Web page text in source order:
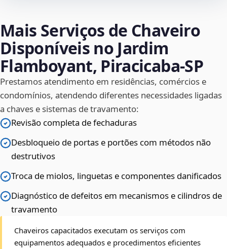
Mais Serviços de Chaveiro
Disponíveis no Jardim
Flamboyant, Piracicaba‑SP
Prestamos atendimento em residências, comércios e
condomínios, atendendo diferentes necessidades ligadas
a chaves e sistemas de travamento:
Revisão completa de fechaduras
Desbloqueio de portas e portões com métodos não
destrutivos
Troca de miolos, linguetas e componentes danificados
Diagnóstico de defeitos em mecanismos e cilindros de
travamento
Chaveiros capacitados executam os serviços com
equipamentos adequados e procedimentos eficientes